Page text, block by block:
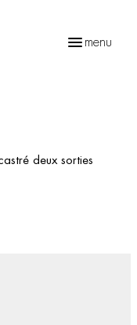
menu
deux sorties